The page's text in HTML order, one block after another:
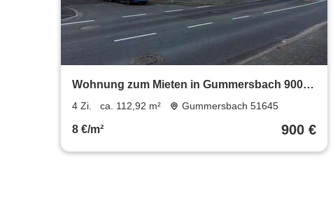
Wohnung zum Mieten in Gummersbach 900 €
112.92 m²
4 Zi. ca. 112,92 m² Gummersbach 51645
8 €/m² 900 €